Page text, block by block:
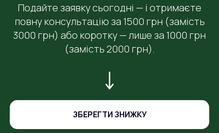
Подайте заявку сьогодні — і отримаєте
повну консультацію за 1500 грн (замість
3000 грн) або коротку — лише за 1000 грн
(замість 2000 грн).
ЗБЕРЕГТИ ЗНИЖКУ